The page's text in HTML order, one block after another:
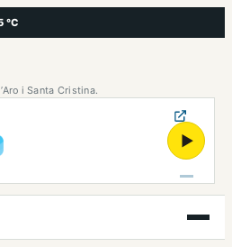
°C
i Santa Cristina.
▶
Obre
el